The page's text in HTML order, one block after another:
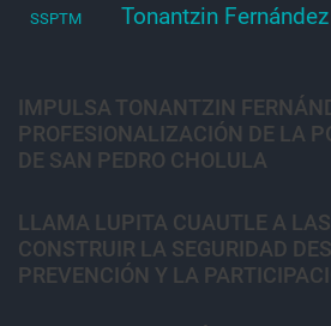
SSPTM Tonantzin
IMPULSA TONANTZIN
PROFESIONALIZACIÓN DE LA
DE SAN PEDRO CHOLULA
LLAMA LUPITA CUAUTLE A
CONSTRUIR LA SEGURIDAD
PREVENCIÓN Y LA